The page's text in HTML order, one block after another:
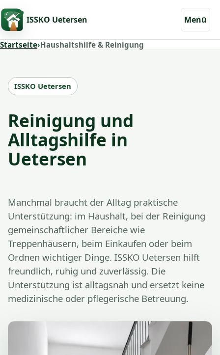
ISSKO Uetersen Menü
Startseite›Haushaltshilfe & Reinigung
ISSKO Uetersen
Reinigung und
Alltagshilfe in
Uetersen
Manchmal braucht der Alltag praktische
Unterstützung: im Haushalt, bei der Reinigung
gemeinschaftlicher Bereiche wie
Treppenhäusern, beim Einkaufen oder beim
Ordnen wichtiger Dinge. ISSKO Uetersen hilft
freundlich, ruhig und zuverlässig. Die
Unterstützung ist alltagsnah und ersetzt keine
medizinische oder pflegerische Betreuung.